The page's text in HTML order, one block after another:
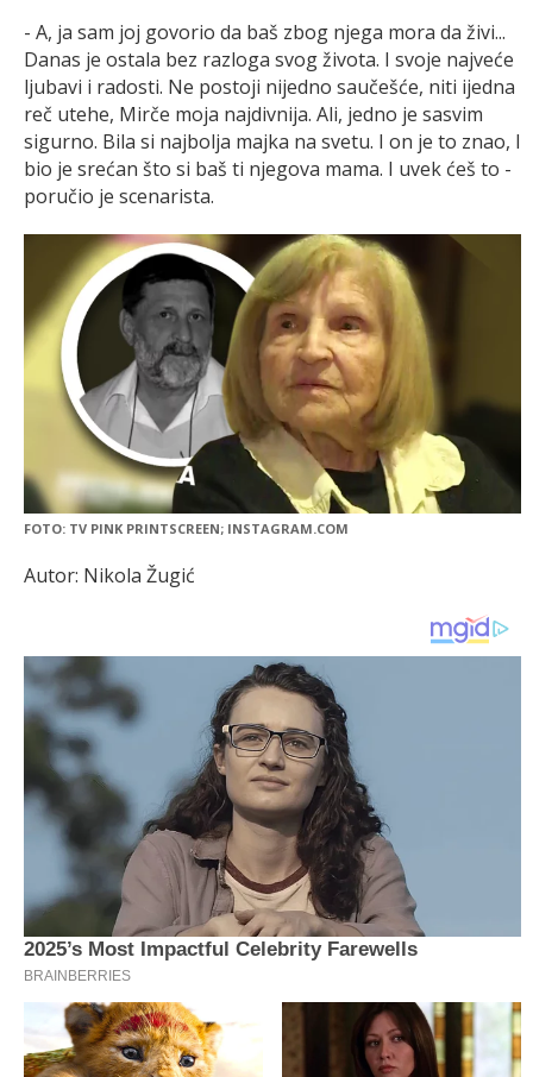
- A, ja sam joj govorio da baš zbog njega mora da živi...
Danas je ostala bez razloga svog života. I svoje najveće
ljubavi i radosti. Ne postoji nijedno saučešće, niti ijedna
reč utehe, Mirče moja najdivnija. Ali, jedno je sasvim
sigurno. Bila si najbolja majka na svetu. I on je to znao, I
bio je srećan što si baš ti njegova mama. I uvek ćeš to -
poručio je scenarista.
FOTO: TV PINK PRINTSCREEN; INSTAGRAM.COM
Autor: Nikola Žugić